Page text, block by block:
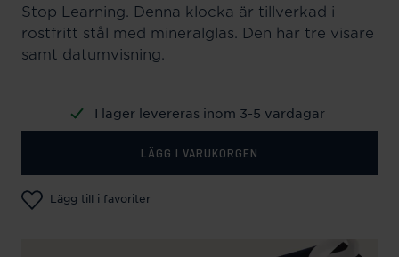
Stop Learning. Denna klocka är tillverkad i
rostfritt stål med mineralglas. Den har tre visare
samt datumvisning.
I lager levereras inom 3-5 vardagar
LÄGG I VARUKORGEN
Lägg till i favoriter